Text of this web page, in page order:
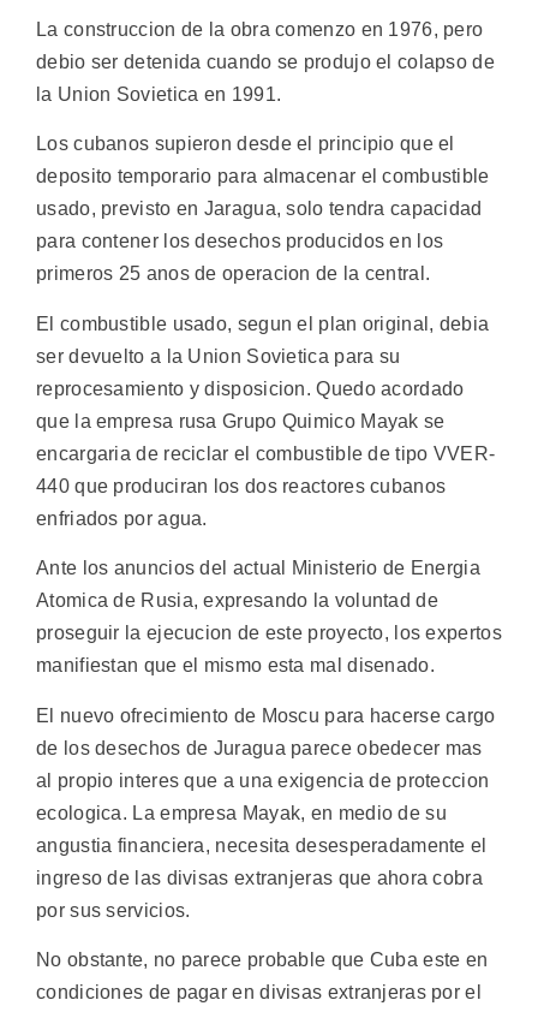
La construccion de la obra comenzo en 1976, pero
debio ser detenida cuando se produjo el colapso de
la Union Sovietica en 1991.
Los cubanos supieron desde el principio que el
deposito temporario para almacenar el combustible
usado, previsto en Jaragua, solo tendra capacidad
para contener los desechos producidos en los
primeros 25 anos de operacion de la central.
El combustible usado, segun el plan original, debia
ser devuelto a la Union Sovietica para su
reprocesamiento y disposicion. Quedo acordado
que la empresa rusa Grupo Quimico Mayak se
encargaria de reciclar el combustible de tipo VVER-
440 que produciran los dos reactores cubanos
enfriados por agua.
Ante los anuncios del actual Ministerio de Energia
Atomica de Rusia, expresando la voluntad de
proseguir la ejecucion de este proyecto, los expertos
manifiestan que el mismo esta mal disenado.
El nuevo ofrecimiento de Moscu para hacerse cargo
de los desechos de Juragua parece obedecer mas
al propio interes que a una exigencia de proteccion
ecologica. La empresa Mayak, en medio de su
angustia financiera, necesita desesperadamente el
ingreso de las divisas extranjeras que ahora cobra
por sus servicios.
No obstante, no parece probable que Cuba este en
condiciones de pagar en divisas extranjeras por el